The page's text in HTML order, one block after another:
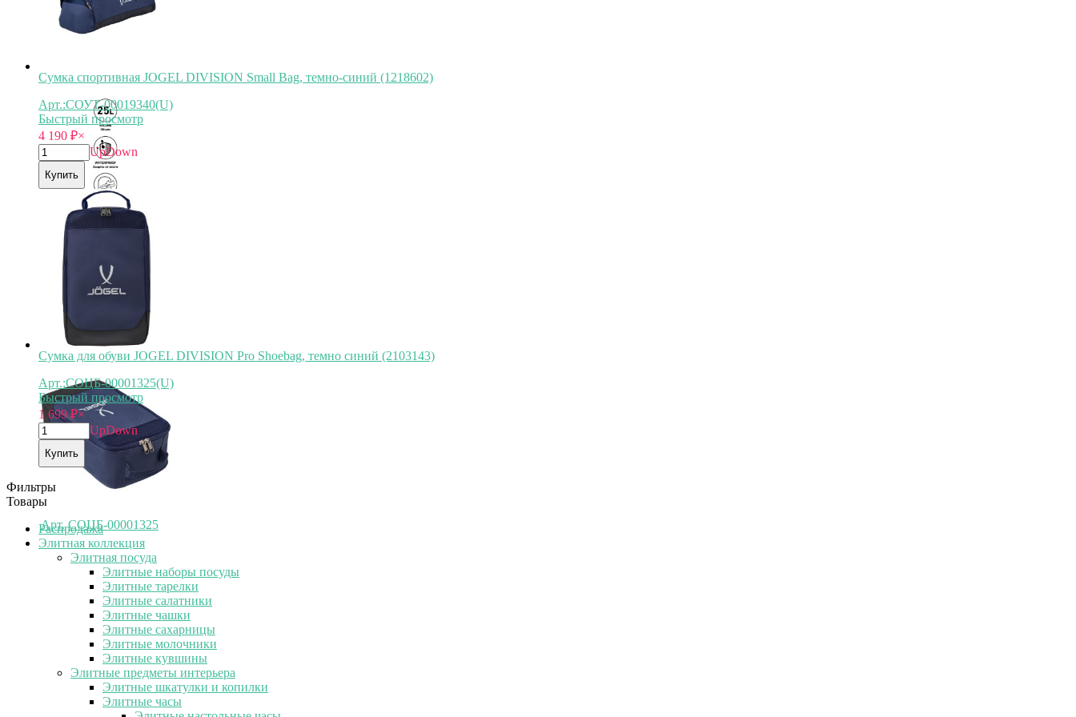
Арт. СОУТ-00019340
Сумка спортивная JOGEL DIVISION Small Bag, темно-синий (1218602)
Арт.:СОУТ-00019340(U)
Быстрый просмотр
4 190 ₽×
UpDown
Купить
Арт. СОЦБ-00001325
Сумка для обуви JOGEL DIVISION Pro Shoebag, темно синий (2103143)
Арт.:СОЦБ-00001325(U)
Быстрый просмотр
1 699₽×
UpDown
Купить
Фильтры
Товары
Распродажа
Элитная коллекция
Элитная посуда
Элитные наборы посуды
Элитные тарелки
Элитные салатники
Элитные чашки
Элитные сахарницы
Элитные молочники
Элитные кувшины
Элитные предметы интерьера
Элитные шкатулки и копилки
Элитные часы